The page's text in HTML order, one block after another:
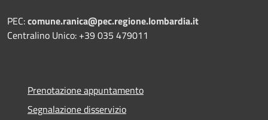
PEC:comune.ranica@pec.regione.lombardia.it
Centralino Unico: +39 035 479011
Prenotazione appuntamento
Segnalazione disservizio